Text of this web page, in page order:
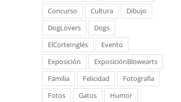
Concurso
Cultura
Dibujo
DogLovers
Dogs
ElCorteInglés
Evento
Exposición
ExposiciónBlowearts
Familia
Felicidad
Fotografía
Fotos
Gatos
Humor